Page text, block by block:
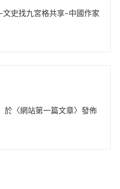
史找九宮格共享–中國作家
於〈網站第一篇文章〉發佈